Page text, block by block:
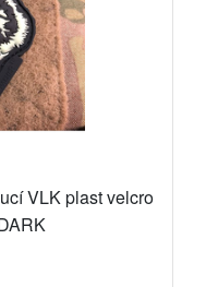
VLK plast velcro